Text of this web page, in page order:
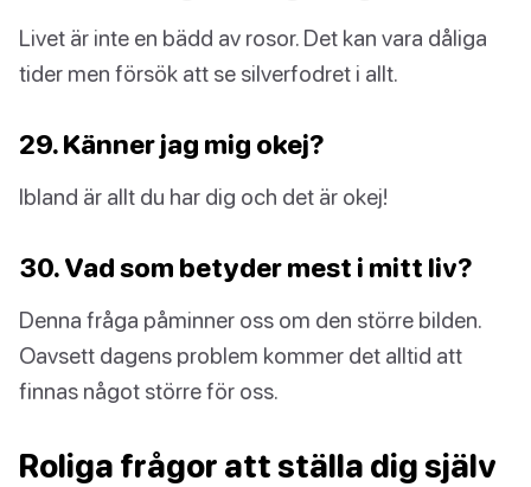
Livet är inte en bädd av rosor. Det kan vara dåliga
tider men försök att se silverfodret i allt.
29. Känner jag mig okej?
Ibland är allt du har dig och det är okej!
30. Vad som betyder mest i mitt liv?
Denna fråga påminner oss om den större bilden.
Oavsett dagens problem kommer det alltid att
finnas något större för oss.
Roliga frågor att ställa dig själv